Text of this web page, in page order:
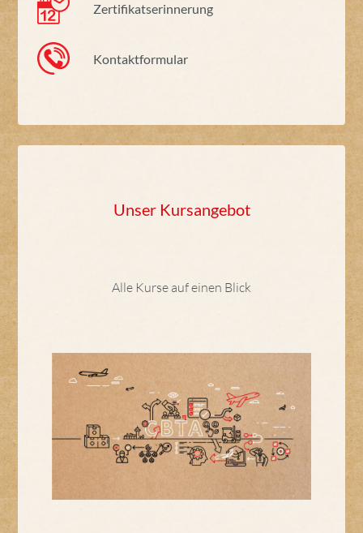
Zertifikatserinnerung
Kontaktformular
Unser Kursangebot
Alle Kurse auf einen Blick